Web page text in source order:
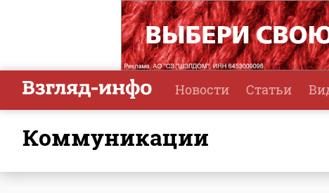
Новости Статьи
коммуникации